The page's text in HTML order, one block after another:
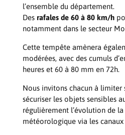
l’ensemble du département.
Des rafales de 60 à 80 km/h
notamment dans le secteur
Cette tempête amènera
modérées, avec des cumuls
heures et 60 à 80 mm en 72h.
Nous invitons chacun à limiter
sécuriser les objets sensibles
régulièrement l’évolution de
météorologique via les